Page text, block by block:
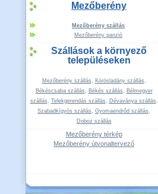
Mezőberény
Mezőberény szállás
Mezőberény panzió
Szállások a környező
településeken
Mezőberény szállás, Körösladány szállás,
Békéscsaba szállás, Békés szállás, Bélmegyer
szállás, Telekgerendás szállás, Dévaványa szállás,
Szabadkígyós szállás, Gyomaendrőd szállás,
Doboz szállás
Mezőberény térkép
Mezőberény útvonaltervező